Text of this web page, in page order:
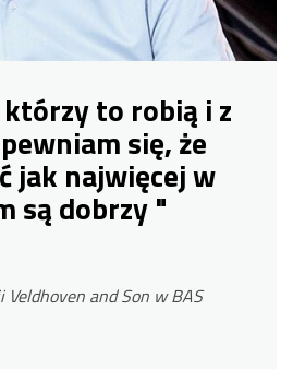
to robią i z
się, że
jak najwięcej w
są dobrzy "
and Son w BAS